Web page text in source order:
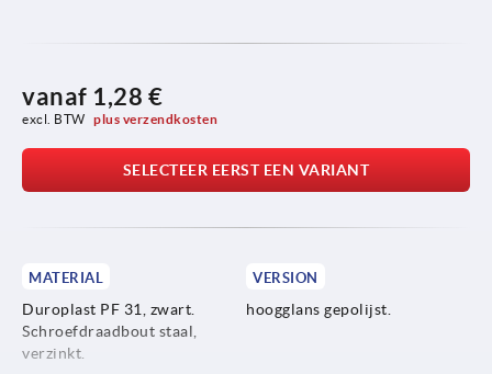
vanaf 1,28 €
excl. BTW plus verzendkosten
SELECTEER EERST EEN VARIANT
MATERIAL
Duroplast PF 31, zwart.
Schroefdraadbout staal,
verzinkt.
VERSION
hoogglans gepolijst.